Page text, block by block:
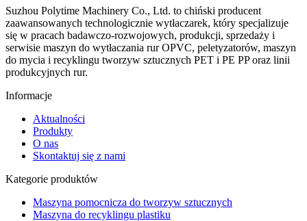
Suzhou Polytime Machinery Co., Ltd. to chiński producent
zaawansowanych technologicznie wytłaczarek, który specjalizuje
się w pracach badawczo-rozwojowych, produkcji, sprzedaży i
serwisie maszyn do wytłaczania rur OPVC, peletyzatorów, maszyn
do mycia i recyklingu tworzyw sztucznych PET i PE PP oraz linii
produkcyjnych rur.
Informacje
Aktualności
Produkty
O nas
Skontaktuj się z nami
Kategorie produktów
Maszyna pomocnicza do tworzyw sztucznych
Maszyna do recyklingu plastiku